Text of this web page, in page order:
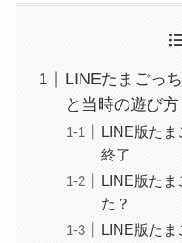
LINEたまごっ
と当時の遊び方
LINE版た
終了
LINE版た
た？
LINE版た